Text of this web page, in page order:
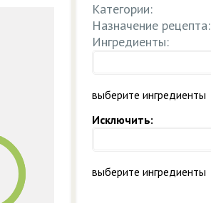
Категории:
Назначение рецепта:
Ингредиенты:
выберите ингредиенты
Исключить:
выберите ингредиенты